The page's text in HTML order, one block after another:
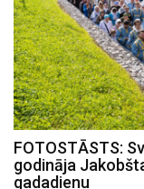
FOTOSTĀSTS:
julijs 19 , 2026